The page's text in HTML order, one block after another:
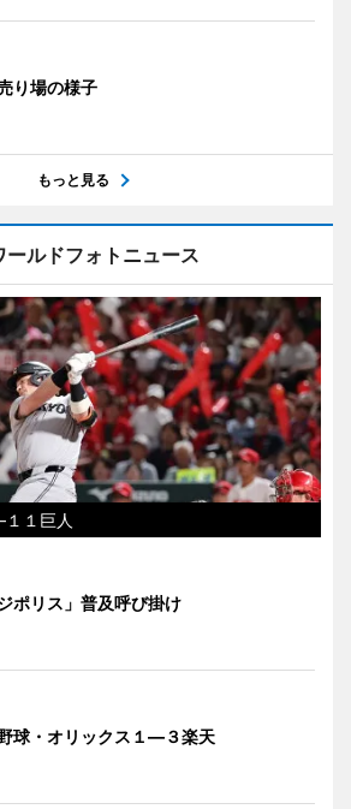
り場の様子
もっと見る
ールドフォトニュース
１巨人
ジポリス」普及呼び掛け
球・オリックス１―３楽天